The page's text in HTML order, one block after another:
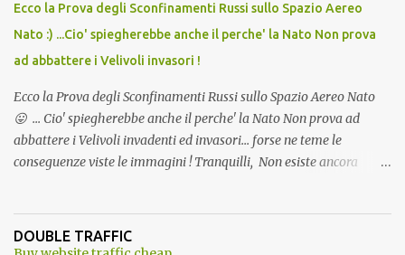
Ecco la Prova degli Sconfinamenti Russi sullo Spazio Aereo
Nato :) ...Cio' spiegherebbe anche il perche' la Nato Non prova
ad abbattere i Velivoli invasori !
Ecco la Prova degli Sconfinamenti Russi sullo Spazio Aereo Nato
😛 ... Cio' spiegherebbe anche il perche' la Nato Non prova ad
abbattere i Velivoli invadenti ed invasori... forse ne teme le
conseguenze viste le immagini ! Tranquilli, Non esiste ancora
ancora una fantasia Nato o forse una "False Flag", per provocare
una guerra mondiale che difficilmente da menti sane, potrebbe
DOUBLE TRAFFIC